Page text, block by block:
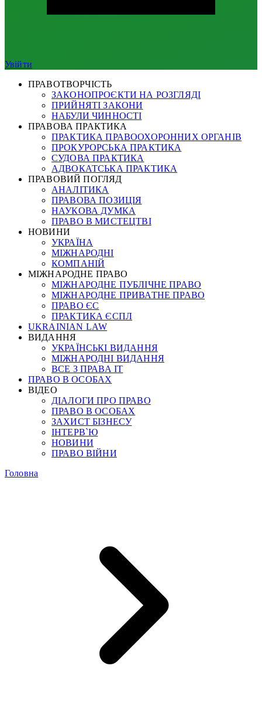
Увійти
ПРАВОТВОРЧІСТЬ
ЗАКОНОПРОЄКТИ НА РОЗГЛЯДІ
ПРИЙНЯТІ ЗАКОНИ
НАБУЛИ ЧИННОСТІ
ПРАВОВА ПРАКТИКА
ПРАКТИКА ПРАВООХОРОННИХ ОРГАНІВ
ПРОКУРОРСЬКА ПРАКТИКА
СУДОВА ПРАКТИКА
АДВОКАТСЬКА ПРАКТИКА
ПРАВОВИЙ ПОГЛЯД
АНАЛІТИКА
ПРАВОВА ПОЗИЦІЯ
НАУКОВА ДУМКА
ПРАВО В МИСТЕЦТВІ
НОВИНИ
УКРАЇНА
МІЖНАРОДНІ
КОМПАНІЙ
МІЖНАРОДНЕ ПРАВО
МІЖНАРОДНЕ ПУБЛІЧНЕ ПРАВО
МІЖНАРОДНЕ ПРИВАТНЕ ПРАВО
ПРАВО ЄС
ПРАКТИКА ЄСПЛ
UKRAINIAN LAW
ВИДАННЯ
УКРАЇНСЬКІ ВИДАННЯ
МІЖНАРОДНІ ВИДАННЯ
ВСЕ З ПРАВА ІТ
ПРАВО В ОСОБАХ
ВІДЕО
ДІАЛОГИ ПРО ПРАВО
ПРАВО В ОСОБАХ
ЗАХИСТ БІЗНЕСУ
ІНТЕРВ`Ю
НОВИНИ
ПРАВО ВІЙНИ
Головна